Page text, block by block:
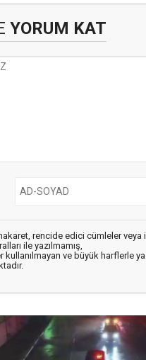
YORUM KAT
rencide edici cümleler veya
ile yazılmamış,
kullanılmayan ve büyük harflerle